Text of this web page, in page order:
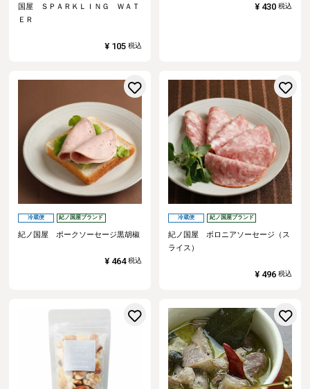
国屋 ＳＰＡＲＫＬＩＮＧ ＷＡＴ
ＥＲ
¥ 105 税込
¥ 430 税込
冷蔵便 紀ノ国屋ブランド
紀ノ国屋 ポークソーセージ黒胡椒
¥ 464 税込
お気に入りに登録する
冷蔵便 紀ノ国屋ブランド
紀ノ国屋 ボロニアソーセージ（ス
ライス）
¥ 496 税込
お気に入りに登録する